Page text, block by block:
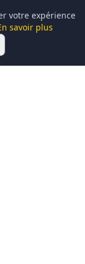
votre expérience
savoir plus